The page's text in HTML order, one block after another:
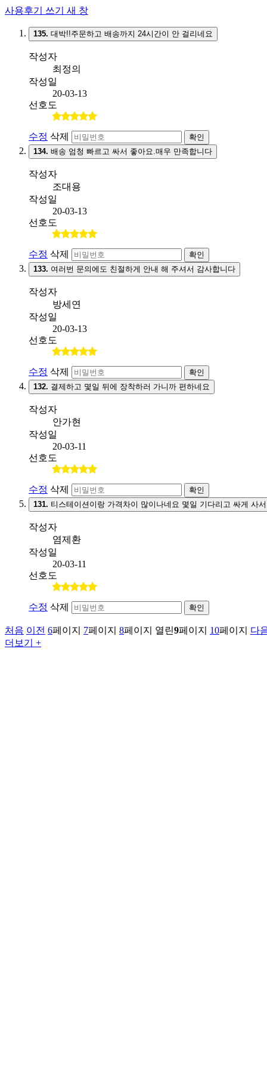
사용후기 쓰기 새 창
135. 대박!!주문하고 배송까지 24시간이 안 걸리네요
작성자
최정의
작성일
20-03-13
선호도
수정 삭제
확인
134. 배송 엄청 빠르고 싸서 좋아요.매우 만족합니다
작성자
조대용
작성일
20-03-13
선호도
수정 삭제
확인
133. 여러번 문의에도 친절하게 안내 해 주셔서 감사합니다
작성자
방세연
작성일
20-03-13
선호도
수정 삭제
확인
132.
결제하고 몇일 뒤에 장착하러 가니까 편하네요
작성자
안가현
작성일
20-03-11
선호도
수정 삭제
확인
131. 티스테이션이랑 가격차이 많이나네요 몇일 기다리고 싸게 사
작성자
염제환
작성일
20-03-11
선호도
수정 삭제 확인
처음 이전 6페이지 7페이지 8페이지 열린9페이지 10페이지
다
더보기 +